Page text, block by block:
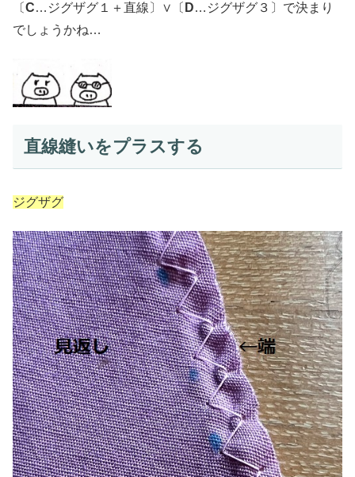
〔C…ジグザグ１＋直線〕∨〔 D…ジグザグ３〕で決まり
でしょうかね…
直線縫いをプラスする
ジグザグ